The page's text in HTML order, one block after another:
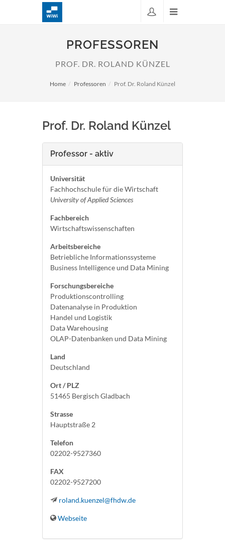
PROFESSOREN
PROF. DR. ROLAND KÜNZEL
Home Professoren Prof. Dr. Roland Künzel
Prof. Dr. Roland Künzel
Professor - aktiv
Universität
Fachhochschule für die Wirtschaft
University of Applied Sciences
Fachbereich
Wirtschaftswissenschaften
Arbeitsbereiche
Betriebliche Informationssysteme
Business Intelligence und Data Mining
Forschungsbereiche
Produktionscontrolling
Datenanalyse in Produktion
Handel und Logistik
Data Warehousing
OLAP-Datenbanken und Data Mining
Land
Deutschland
Ort / PLZ
51465 Bergisch Gladbach
Strasse
Hauptstraße 2
Telefon
02202-9527360
FAX
02202-9527200
roland.kuenzel@fhdw.de
Webseite